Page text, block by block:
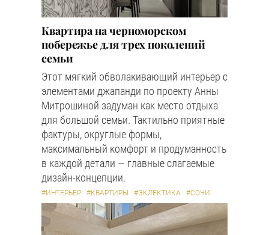
Квартира на черноморском
побережье для трех поколений
семьи
Этот мягкий обволакивающий интерьер с
элементами джапанди по проекту Анны
Митрошиной задуман как место отдыха
для большой семьи. Тактильно приятные
фактуры, округлые формы,
максимальный комфорт и продуманность
в каждой детали — главные слагаемые
дизайн-концепции.
#ИНТЕРЬЕР #КВАРТИРЫ #ЭКЛЕКТИКА #СОЧИ